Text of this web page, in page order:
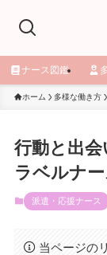
ナース図鑑
ホーム 多様な働き方
行動と出
ラベルナ
派遣・応援ナース
当ページの